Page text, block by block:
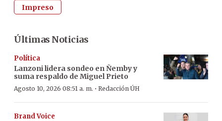
Impreso
Últimas Noticias
Política
Lanzoni lidera sondeo en Ñemby y
suma respaldo de Miguel Prieto
Agosto 10, 2026 08:51 a. m. · Redacción ÚH
Brand Voice